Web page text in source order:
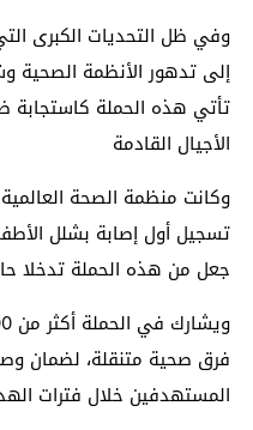
وفي ظل التحديات الكبرى
إلى تدهور الأنظمة الصحية
تأتي هذه الحملة كاستجابة
الأجيال القادمة
وكانت منظمة الصحة
جعل من هذه الحملة تدخلا
فرق صحية متنقلة، لضمان
المستهدفين خلال فترات